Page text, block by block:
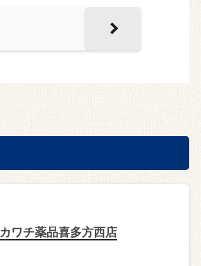
カワチ薬品喜多方西店